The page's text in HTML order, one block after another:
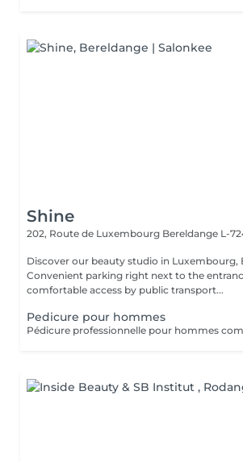
Shine
202, Route de Luxembourg Bereldange L-
Discover our beauty studio in Luxembourg,
Convenient parking right next to the
comfortable access by public transport...
Pedicure pour hommes